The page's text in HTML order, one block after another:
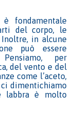
fondamentale
del corpo, le
Inoltre, in alcune
può essere
per
del vento e del
come l’aceto,
dimentichiamo
labbra è molto